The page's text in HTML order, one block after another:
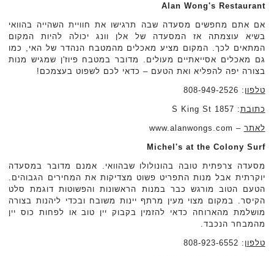
Alan Wong's Restaurant
אם אתם מחפשים מסעדה שבה תרגישו את חוויית השהייה בהוואי
בשיא עוצמתה אז המסעדה של אלן וונג יכולה להיות המקום
המתאים לכך. המקום מציע מאכלים מהמטבח הנהדר של האי, כמו
גם מאכלים אסייאתיים מעולים. מדובר במטבח פיוז'ן שמגיש מנות
בצורה יפה להפליא ואת הטעם – כדאי לכם לשפוט בעצמכם!
טלפון : 808-949-2526
כתובת: 1857 S King St
לאתר – www.alanwongs.com
Michel's at the Colony Surf
מסעדה צרפתית טובה בהונולולו שבהוואי. אמנם מדובר במסעדה
יוקרתית אבל מנות התפריט פשוט מצדיקות את המחירים הגבוהים.
הטעם הטוב מורגש כבר במנות הראשונות והפשוטות דוגמת סלט
הקיסר. במקום מצוי מעין מרתף יינות משובח ובכדי ליהנות בצורה
מושלמת מהארוחה כדאי להזמין בקבוק יין טוב או לפחות כוס יין
מהמבחר הנכבד.
טלפון : 808-923-6552